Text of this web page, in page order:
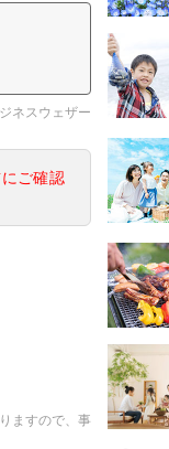
ネスウェザー
ご確認
ますので、事